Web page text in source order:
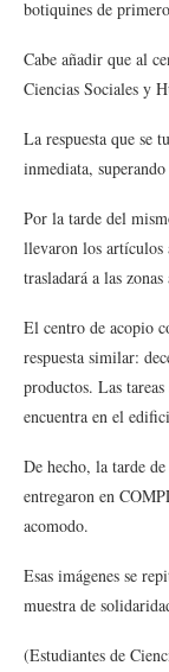
botiquines de
Cabe añadir que al
Ciencias Sociales y
La respuesta que se
inmediata,
Por la tarde del
llevaron los artículos
trasladará a las zonas
El centro de acopio
respuesta similar:
productos. Las
encuentra en el
De hecho, la tarde
entregaron en
acomodo.
Esas imágenes se
muestra de
(Estudiantes de